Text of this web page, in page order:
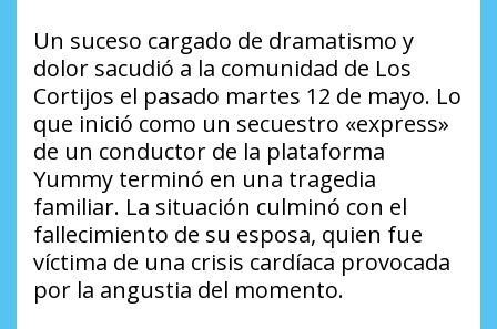
Un suceso cargado de dramatismo y
dolor sacudió a la comunidad de Los
Cortijos el pasado martes 12 de mayo. Lo
que inició como un secuestro «express»
de un conductor de la plataforma
Yummy terminó en una tragedia
familiar. La situación culminó con el
fallecimiento de su esposa, quien fue
víctima de una crisis cardíaca provocada
por la angustia del momento.